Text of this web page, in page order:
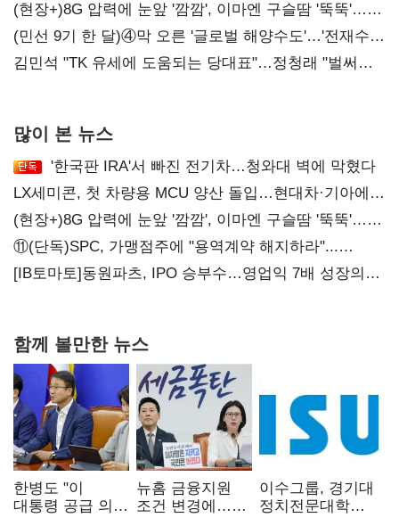
압박 시사
(현장+)8G 압력에 눈앞 '깜깜', 이마엔 구슬땀 '뚝뚝'…
화려한 에어쇼 뒤 땀방울
(민선 9기 한 달)④막 오른 '글로벌 해양수도'…'전재수
리더십' 시험대
김민석 "TK 유세에 도움되는 당대표"…정청래 "벌써
많이 본 뉴스
'한국판 IRA'서 빠진 전기차…청와대 벽에 막혔다
LX세미콘, 첫 차량용 MCU 양산 돌입…현대차·기아에
공급
(현장+)8G 압력에 눈앞 '깜깜', 이마엔 구슬땀 '뚝뚝'…
화려한 에어쇼 뒤 땀방울
⑪(단독)SPC, 가맹점주에 "용역계약 해지하라"...
내팽개친 '사회적합의'
[IB토마토]동원파츠, IPO 승부수…영업익 7배 성장의
함께 볼만한 뉴스
한병도 "이
대통령 공급 의지
뉴홈 금융지원
조건 변경에…
이수그룹, 경기대
정치전문대학원